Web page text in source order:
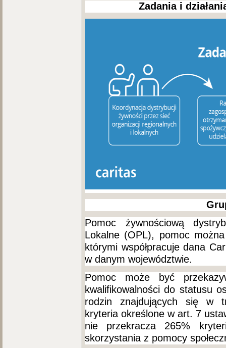
Zadania i
Pomoc żywnościową
Lokalne (OPL), pomoc
którymi współpracuje dana
w danym województwie.
Pomoc może być
kwalifikowalności do statusu
rodzin znajdujących się w
kryteria określone w art. 7
nie przekracza 265%
skorzystania z pomocy